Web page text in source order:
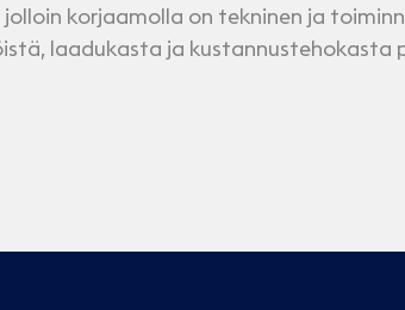
korjaamolla on tekninen ja
laadukasta ja kustannustehokasta